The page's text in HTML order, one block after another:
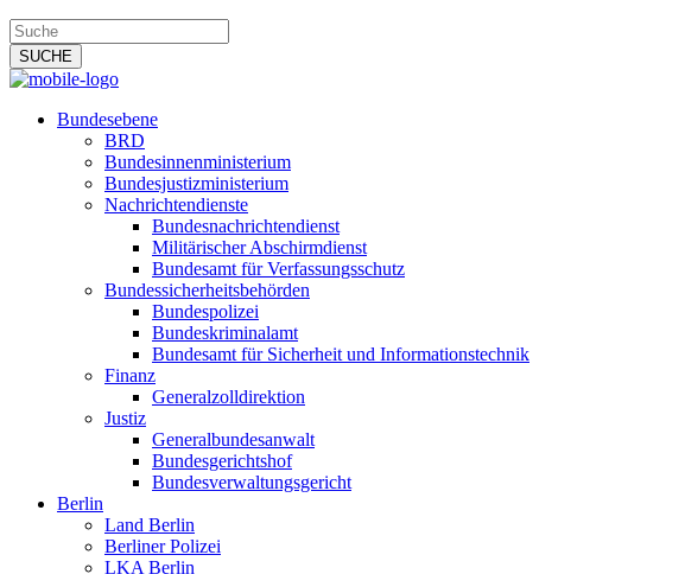
Bundesebene
BRD
Bundesinnenministerium
Bundesjustizministerium
Nachrichtendienste
Bundesnachrichtendienst
Militärischer Abschirmdienst
Bundesamt für Verfassungsschutz
Bundessicherheitsbehörden
Bundespolizei
Bundeskriminalamt
Bundesamt für Sicherheit und Informationstechnik
Finanz
Generalzolldirektion
Justiz
Generalbundesanwalt
Bundesgerichtshof
Bundesverwaltungsgericht
Berlin
Land Berlin
Berliner Polizei
LKA Berlin